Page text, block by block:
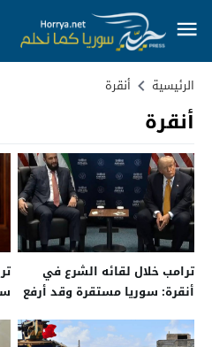
الرئيسية أنقرة
أنقرة
ترامب خلال لقائه الشرع في
أنقرة: سوريا مستقرة وقد أرفع